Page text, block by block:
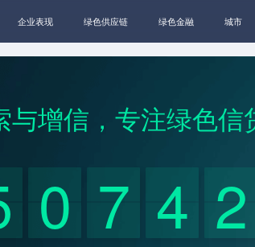
企业表现 绿色供应链 绿色金融 城市
与增信 ，专注绿色信
0 7 4 2